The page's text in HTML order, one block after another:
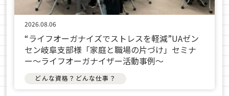
2026.08.06
“ライフオーガナイズでストレスを軽減”UAゼン
セン岐阜支部様「家庭と職場の片づけ」セミナ
ー～ライフオーガナイザー活動事例〜
どんな資格？どんな仕事？